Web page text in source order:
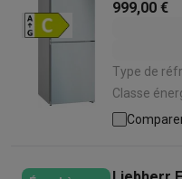
999,00 €
Type de
Classe énergétique: C |
Système de